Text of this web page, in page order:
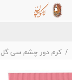
کرم دور چشم سی گل